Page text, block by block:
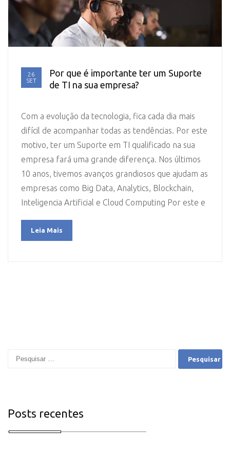
26
SET
Por que é importante ter um Suporte
de TI na sua empresa?
Com a evolução da tecnologia, fica cada dia mais
difícil de acompanhar todas as tendências. Por este
motivo, ter um Suporte em TI qualificado na sua
empresa fará uma grande diferença. Nos últimos
10 anos, tivemos avanços grandiosos que ajudam as
empresas como Big Data, Analytics, Blockchain,
Inteligencia Artificial e Cloud Computing Por este e
Leia Mais
Posts recentes